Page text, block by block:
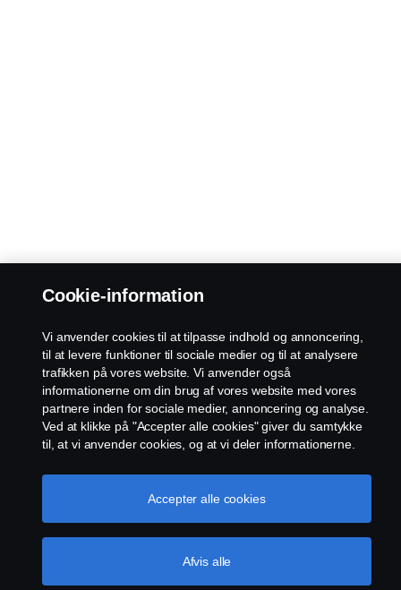
Cookie-information
Vi anvender cookies til at tilpasse indhold og annoncering,
til at levere funktioner til sociale medier og til at analysere
trafikken på vores website. Vi anvender også
informationerne om din brug af vores website med vores
partnere inden for sociale medier, annoncering og analyse.
Ved at klikke på "Accepter alle cookies" giver du samtykke
til, at vi anvender cookies, og at vi deler informationerne.
kan du besøge vores afsnit om cookies, som du kan finde
ved enten at klikke på linket efter denne tekst eller
Afvis alle
Accepter alle cookies